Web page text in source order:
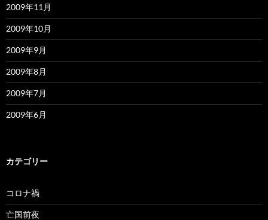
2009年11月
2009年10月
2009年9月
2009年8月
2009年7月
2009年6月
カテゴリー
コロナ禍
亡国前夜